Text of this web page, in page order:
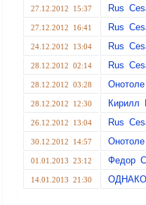
27.12.2012 15:37 Rus
27.12.2012 16:41 Rus
24.12.2012 13:04 Rus
28.12.2012 02:14 Rus
28.12.2012 03:28
28.12.2012 12:30 Кирилл
26.12.2012 13:04 Rus
30.12.2012 14:57
01.01.2013 23:12 Федор
14.01.2013 21:30 ОДНАКО